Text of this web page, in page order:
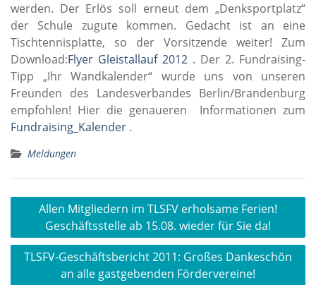
werden. Der Erlös soll erneut dem „Denksportplatz“
der Schule zugute kommen. Gedacht ist an eine
Tischtennisplatte, so der Vorsitzende weiter! Zum
Download:Flyer Gleistallauf 2012 . Der 2. Fundraising-
Tipp „Ihr Wandkalender“ wurde uns von unseren
Freunden des Landesverbandes Berlin/Brandenburg
empfohlen! Hier die genaueren Informationen zum
Fundraising_Kalender .
Meldungen
Beitragsnavigation
Allen Mitgliedern im TLSFV erholsame Ferien!
Geschäftsstelle ab 15.08. wieder für Sie da!
TLSFV-Geschäftsbericht 2011: Großes Dankeschön
an alle gastgebenden Fördervereine!